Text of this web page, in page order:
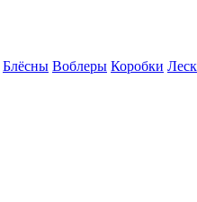
Блёсны Воблеры Коробки